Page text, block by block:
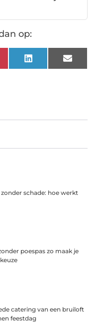
op:
LinkedIn Email
schade: hoe werkt
poespas zo maak je
catering van een bruiloft
feestdag